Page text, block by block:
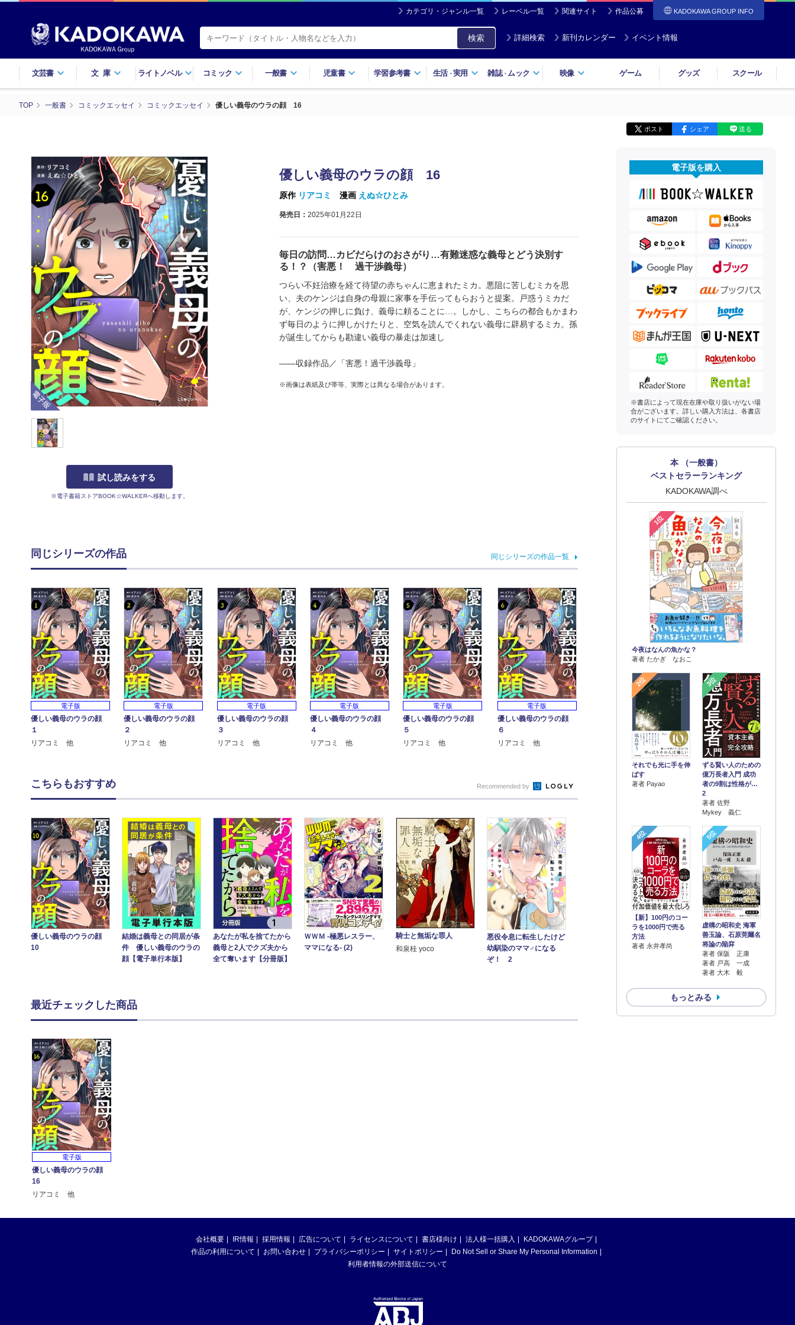
カテゴリ・ジャンル一覧 レーベル一覧 関連サイト 作品公募 KADOKAWA GROUP INFO
検索 詳細検索 新刊カレンダー イベント情報
文芸書 文庫 ライトノベル コミック 一般書 児童書 学習参考書 生活・実用 雑誌・ ムック 映像 ゲーム グッズ スクール
TOP 一般書 コミックエッセイ コミックエッセイ 優しい義母のウラの顔 16
ポスト シェア 送る
電子版
試し読みをする
※電子書籍ストアBOOK☆WALKERへ移動します。
優しい義母のウラの顔 16
原作 リアコミ 漫画 えぬ☆ひとみ
発売日： 2025年01月22日
毎日の訪問…カビだらけのおさがり…有難迷惑な義母とどう決別す
る！？（害悪！ 過干渉義母）
つらい不妊治療を経て待望の赤ちゃんに恵まれたミカ。悪阻に苦しむミカを思
い、夫のケンジは自身の母親に家事を手伝ってもらおうと提案。戸惑うミカだ
が、ケンジの押しに負け、義母に頼ることに…。しかし、こちらの都合もかまわ
ず毎日のように押しかけたりと、空気を読んでくれない義母に辟易するミカ。孫
が誕生してからも勘違い義母の暴走は加速し
――収録作品／「害悪！過干渉義母」
※画像は表紙及び帯等、実際とは異なる場合があります。
同じシリーズの作品 同じシリーズの作品一覧
電子版
優しい義母のウラの顔
１
リアコミ 他
電子版
優しい義母のウラの顔
２
リアコミ 他
電子版
優しい義母のウラの顔
３
リアコミ 他
電子版
優しい義母のウラの顔
４
リアコミ 他
電子版
優しい義母のウラの顔
５
リアコミ 他
電子版
優しい義母のウラの顔
６
リアコミ 他
電子版を購入
※書店によって現在在庫や取り扱いがない場
合がございます。詳しい購入方法は、各書店
のサイトにてご確認ください。
本 （一般書）
ベストセラーランキング
KADOKAWA調べ
1位
今夜はなんの魚かな？
著者 たかぎ なおこ
2位
それでも光に手を伸
ばす
著者 Payao
3位
ずる賢い人のための
億万長者入門 成功
者の9割は性格が…
2
著者 佐野
Mykey 義仁
4位
【新】100円のコー
ラを1000円で売る
方法
著者 永井孝尚
5位
虚構の昭和史 海軍
善玉論、石原莞爾名
将論の陥穽
著者 保阪 正康
著者 戸高 一成
著者 大木 毅
もっとみる
こちらもおすすめ Recommended by
優しい義母のウラの顔
10
結婚は義母との同居が条
件 優しい義母のウラの
顔【電子単行本版】
あなたが私を捨てたから
義母と2人でクズ夫から
全て奪います【分冊版】
ＷＷＭ -極悪レスラー、
ママになる- (2)
騎士と無垢な罪人
和泉桂 yoco
悪役令息に転生したけど
幼馴染のママ♂になる
ぞ！ 2
最近チェックした商品
電子版
優しい義母のウラの顔
16
リアコミ 他
会社概要 IR情報 採用情報 広告について ライセンスについて 書店様向け 法人様一括購入
KADOKAWAグループ
作品の利用について
お問い合わせ プライバシーポリシー サイトポリシー
Do Not Sell or Share My Personal Information
利用者情報の外部送信について